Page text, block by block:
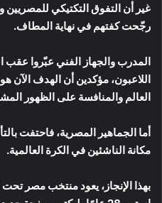
غير أن التفوق التكتيكي
رجّحت كفتهم في نهاية المطاف.
المدرب والجهاز الفني عبّروا عقب
اللاعبون، مؤكدين أن الهدف الآن
العالم والمنافسة على الظهور
أما الجماهير المصرية، فاحتفت
مكانة الناشئين في الكرة العالمية.